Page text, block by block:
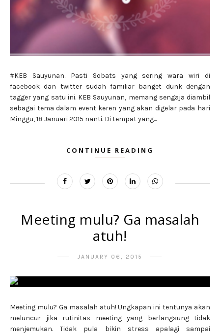
#KEB Sauyunan. Pasti Sobats yang sering wara wiri di
facebook dan twitter sudah familiar banget dunk dengan
tagger yang satu ini. KEB Sauyunan, memang sengaja diambil
sebagai tema dalam event keren yang akan digelar pada hari
Minggu, 18 Januari 2015 nanti. Di tempat yang...
CONTINUE READING
Meeting mulu? Ga masalah
atuh!
JANUARY 06, 2015
Meeting mulu? Ga masalah atuh! Ungkapan ini tentunya akan
meluncur jika rutinitas meeting yang berlangsung tidak
menjemukan. Tidak pula bikin stress apalagi sampai